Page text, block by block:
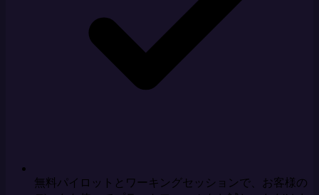
無料パイロットとワーキングセッションで、お客様の